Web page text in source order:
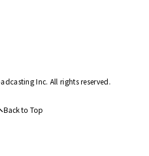
Inc. All rights reserved.
Back to Top